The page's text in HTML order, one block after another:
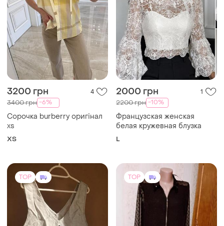
3200 грн 4
3400 грн -6%
Сорочка burberry оригінал
xs
ХS
2000 грн 1
2200 грн -10%
Французская женская
белая кружевная блузка
L
TOP TOP